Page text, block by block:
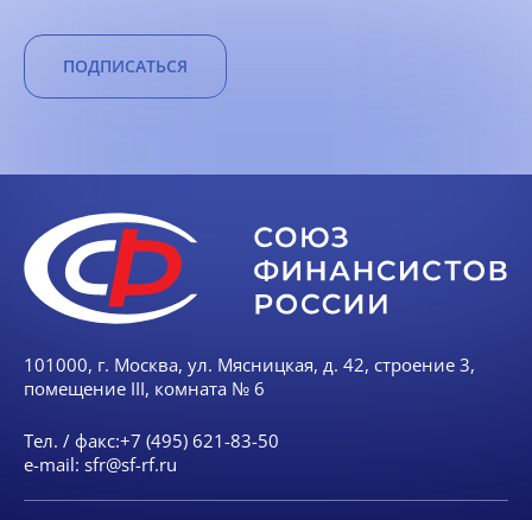
ПОДПИСАТЬСЯ
101000, г. Москва, ул. Мясницкая, д. 42, строение 3,
помещение III, комната № 6
Тел. / факс:+7 (495) 621-83-50
e-mail: sfr@sf-rf.ru